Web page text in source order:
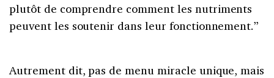
plutôt de comprendre comment les nutriments
peuvent les soutenir dans leur fonctionnement.”
Autrement dit, pas de menu miracle unique, mais